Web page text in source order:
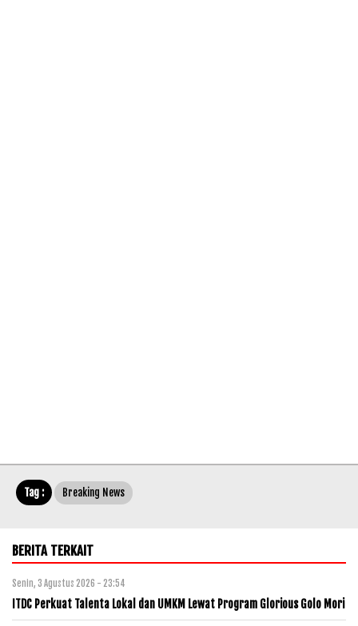
Tag : Breaking News
BERITA TERKAIT
Senin, 3 Agustus 2026 - 23:54
ITDC Perkuat Talenta Lokal dan UMKM Lewat Program Glorious Golo Mori